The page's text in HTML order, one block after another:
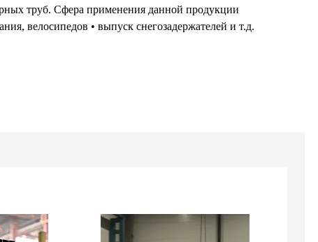
труб. Сфера применения данной продукции
велосипедов • выпуск снегозадержателей и т.д.